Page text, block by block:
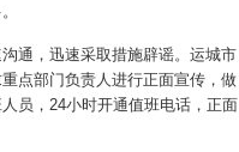
通，迅速采取措施辟谣。运城市
点部门负责人进行正面宣传，做
员，24小时开通值班电话，正面